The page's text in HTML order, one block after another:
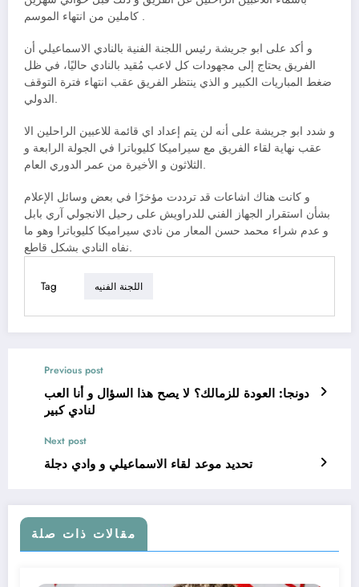
كاملين من انتهاء الموسم .
و أكد على ابو جريشة رئيس اللجنة الفنية بالنادي الاسماعيلي أن
الفريق يحتاج إلى مجهودات كل لاعب مُقيد بالنادي حاليًا، في ظل
ضغط المباريات الكبير و الذي ينتظر الفريق عقب انتهاء فترة التوقف
الدولي.
و شدد ابو جريشة على أنه لن يتم إعداد اي قائمة للاعبين الراحلين الا
عقب نهاية لقاء الفريق مع سيراميكا كليوباترا في الجولة الرابعة و
الثلاثون و الأخيرة من عمر الدوري العام.
و كانت هناك اشاعات قد ترددت مؤخرًا في بعض وسائل الإعلام
بشأن استقرار الجهاز الفني للدراويش على رحيل الانجولي آري بابل
و عدم شراء محمد حسن المعار من نادي سيراميكا كليوباترا وهو ما
نفاه النادي بشكل قاطع.
Tag اللجنة الفنيه
Previous post
دونجا: العودة للزمالك؟ لا يصح هذا السؤال و أنا العب
لنادي كبير
Next post
تحديد موعد لقاء الاسماعيلي و وادي دجلة
مقالات ذات صلة